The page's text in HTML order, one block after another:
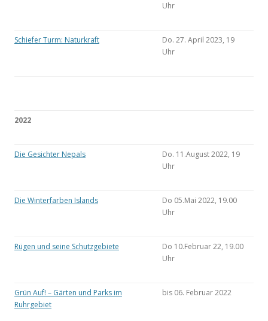
Uhr
Schiefer Turm: Naturkraft
Do. 27. April 2023, 19
Uhr
2022
Die Gesichter Nepals
Do. 11.August 2022, 19
Uhr
Die Winterfarben Islands
Do 05.Mai 2022, 19.00
Uhr
Rügen und seine Schutzgebiete
Do 10.Februar 22, 19.00
Uhr
Grün Auf! – Gärten und Parks im
Ruhrgebiet
bis 06. Februar 2022